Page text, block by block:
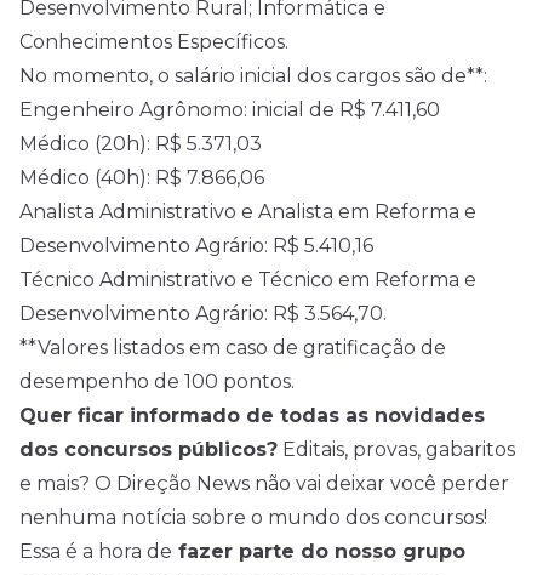
Desenvolvimento Rural; Informática e
Conhecimentos Específicos.
No momento, o salário inicial dos cargos são de**:
Engenheiro Agrônomo: inicial de R$ 7.411,60
Médico (20h): R$ 5.371,03
Médico (40h): R$ 7.866,06
Analista Administrativo e Analista em Reforma e
Desenvolvimento Agrário: R$ 5.410,16
Técnico Administrativo e Técnico em Reforma e
Desenvolvimento Agrário: R$ 3.564,70.
**Valores listados em caso de gratificação de
desempenho de 100 pontos.
Quer ficar informado de todas as novidades
dos concursos públicos? Editais, provas, gabaritos
e mais? O Direção News não vai deixar você perder
nenhuma notícia sobre o mundo dos concursos!
Essa é a hora de fazer parte do nosso grupo